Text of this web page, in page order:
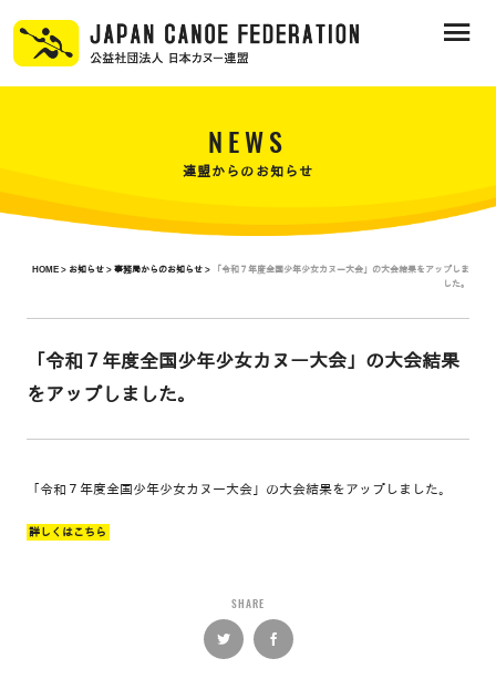
NEWS
連盟からのお知らせ
HOME > お知らせ > 事務局からのお知らせ >
「令和７年度全国少年少女カヌー大会」の大会結果をアップしま
した。
「令和７年度全国少年少女カヌー大会」の大会結果
をアップしました。
「令和７年度全国少年少女カヌー大会」の大会結果をアップしました。
詳しくはこちら
SHARE